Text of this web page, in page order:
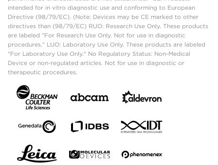
intended for in vitro diagnostic use and conforming to European
Directive (98/79/EC). (Note: Devices may be CE marked to other
directives than (98/79/EC) RUO: Research Use Only. These products
are labeled "For Research Use Only. Not for use in diagnostic
procedures." LUO: Laboratory Use Only. These products are labeled
"For Laboratory Use Only." No Regulatory Status: Non-Medical
Device or non-regulated articles. Not for use in diagnostic or
therapeutic procedures.